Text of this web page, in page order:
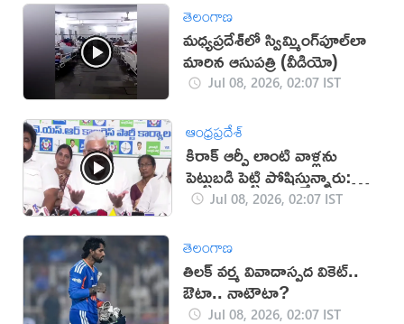
తెలంగాణ
మధ్యప్రదేశ్‌లో స్విమ్మింగ్‌పూల్‌లా
మారిన ఆసుపత్రి (వీడియో)
Jul 08, 2026, 02:07 IST
ఆంధ్రప్రదేశ్
కిరాక్ ఆర్పీ లాంటి వాళ్లను
పెట్టుబడి పెట్టి పోషిస్తున్నారు:
అంబటి (వీడియో)
Jul 08, 2026, 02:07 IST
తెలంగాణ
తిలక్ వర్మ వివాదాస్పద వికెట్..
ఔటా.. నాటౌటా?
Jul 08, 2026, 02:07 IST